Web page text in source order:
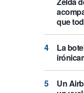
que
La
Un